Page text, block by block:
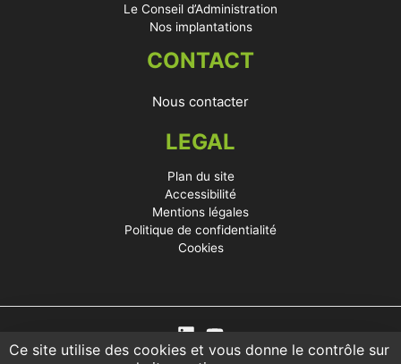
Ce site utilise des cookies et vous donne le contrôle sur
Le Conseil d’Administration
Nos implantations
CONTACT
Nous contacter
LEGAL
Plan du site
Accessibilité
Mentions légales
Politique de confidentialité
Cookies